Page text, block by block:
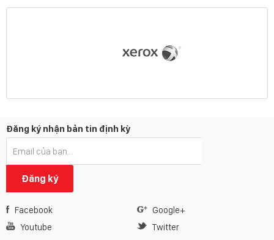
Đăng ký nhận bản tin định kỳ
Đăng ký
Facebook
Google+
Youtube
Twitter